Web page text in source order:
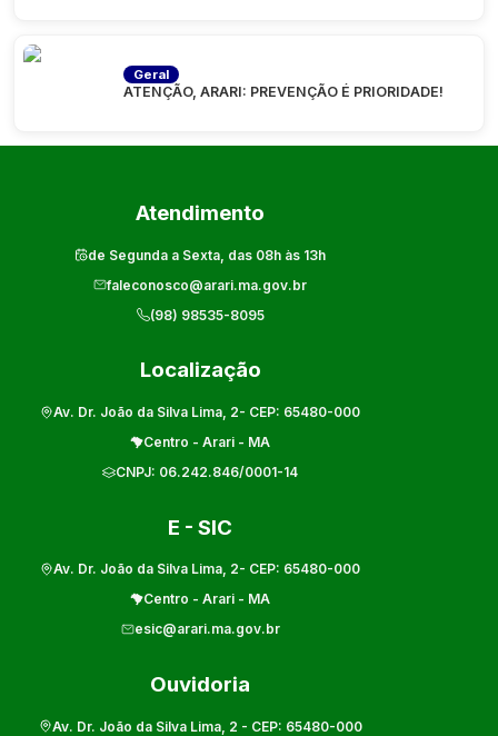
Geral
ATENÇÃO, ARARI: PREVENÇÃO É PRIORIDADE!
Atendimento
de Segunda a Sexta, das 08h às 13h
faleconosco@arari.ma.gov.br
(98) 98535-8095
Localização
Av. Dr. João da Silva Lima, 2- CEP: 65480-000
Centro - Arari - MA
CNPJ: 06.242.846/0001-14
E - SIC
Av. Dr. João da Silva Lima, 2- CEP: 65480-000
Centro - Arari - MA
esic@arari.ma.gov.br
Ouvidoria
Av. Dr. João da Silva Lima, 2 - CEP: 65480-000